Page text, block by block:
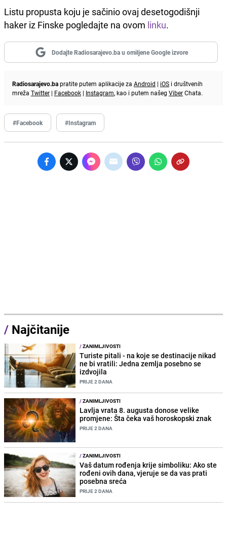
Listu propusta koju je sačinio ovaj desetogodišnji
haker iz Finske pogledajte na ovom linku.
Dodajte Radiosarajevo.ba u omiljene Google izvore
Radiosarajevo.bapratite putem aplikacije za Android | iOS i društvenih
mreža Twitter | Facebook | Instagram, kao i putem našeg ViberChata.
#Facebook #Instagram
/ Najčitanije
/ZANIMLJIVOSTI
Turiste pitali - na koje se destinacije nikad
ne bi vratili: Jedna zemlja posebno se
izdvojila
PRIJE 2 DANA
/ZANIMLJIVOSTI
Lavlja vrata 8. augusta donose velike
promjene: Šta čeka vaš horoskopski znak
PRIJE 2 DANA
/ZANIMLJIVOSTI
Vaš datum rođenja krije simboliku: Ako ste
rođeni ovih dana, vjeruje se da vas prati
posebna sreća
PRIJE 2 DANA